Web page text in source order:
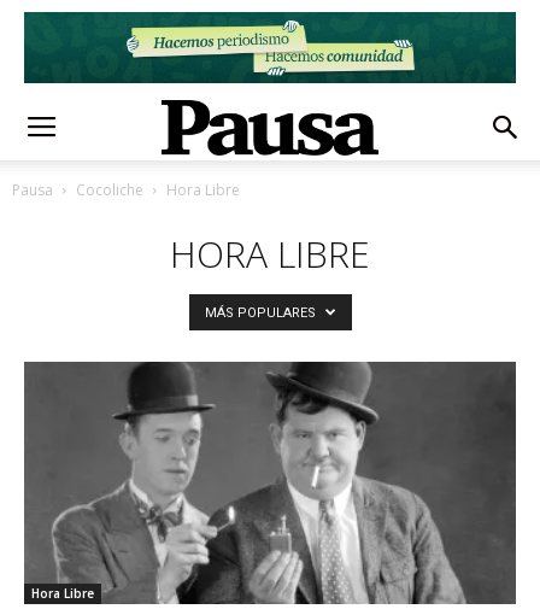
Pausa Cocoliche Hora Libre
HORA LIBRE
MÁS POPULARES
Hora Libre